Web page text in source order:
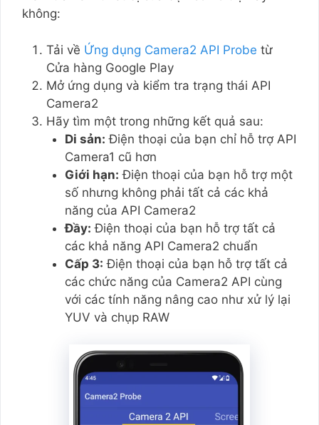
không:
Tải về Ứng dụng Camera2 API Probe từ
Cửa hàng Google Play
Mở ứng dụng và kiểm tra trạng thái API
Camera2
Hãy tìm một trong những kết quả sau:
Di sản: Điện thoại của bạn chỉ hỗ trợ API
Camera1 cũ hơn
Giới hạn: Điện thoại của bạn hỗ trợ một
số nhưng không phải tất cả các khả
năng của API Camera2
Đầy: Điện thoại của bạn hỗ trợ tất cả
các khả năng API Camera2 chuẩn
Cấp 3: Điện thoại của bạn hỗ trợ tất cả
các chức năng của Camera2 API cùng
với các tính năng nâng cao như xử lý lại
YUV và chụp RAW